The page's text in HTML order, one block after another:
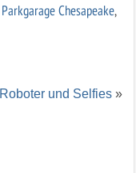
Parkgarage Chesapeake,
Roboter und Selfies »